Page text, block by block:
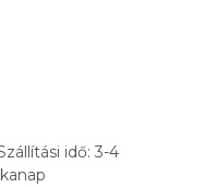
idő: 3-4